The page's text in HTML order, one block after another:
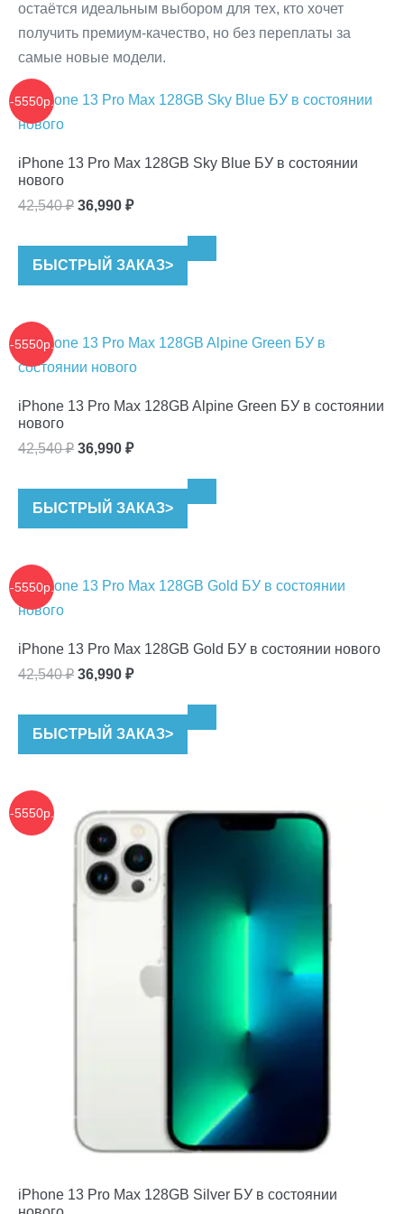
остаётся идеальным выбором для тех, кто хочет
получить премиум-качество, но без переплаты за
самые новые модели.
-5550р.
iPhone 13 Pro Max 128GB Sky Blue БУ в состоянии
нового
42,540₽ Первоначальная
составляла
36,990 ₽Текущая
БЫСТРЫЙ ЗАКАЗ>
-5550р.
iPhone 13 Pro Max 128GB Alpine Green БУ в состоянии
нового
42,540₽ Первоначальная
составляла
36,990 ₽Текущая
БЫСТРЫЙ ЗАКАЗ>
-5550р.
iPhone 13 Pro Max 128GB Gold БУ в состоянии нового
42,540₽ Первоначальная
составляла
36,990 ₽Текущая
БЫСТРЫЙ ЗАКАЗ>
-5550р.
iPhone 13 Pro Max 128GB Silver БУ в состоянии